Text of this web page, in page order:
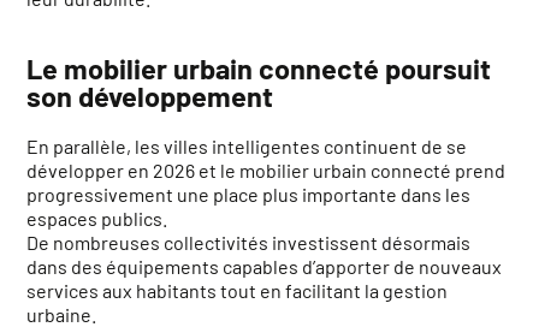
Le mobilier urbain connecté poursuit
son développement
En parallèle, les villes intelligentes continuent de se
développer en 2026 et le mobilier urbain connecté prend
progressivement une place plus importante dans les
espaces publics.
De nombreuses collectivités investissent désormais
dans des équipements capables d’apporter de nouveaux
services aux habitants tout en facilitant la gestion
urbaine.